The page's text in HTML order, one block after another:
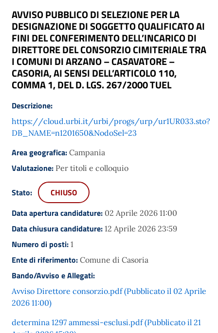
AVVISO PUBBLICO DI SELEZIONE PER LA
DESIGNAZIONE DI SOGGETTO QUALIFICATO AI
FINI DEL CONFERIMENTO DELL’INCARICO DI
DIRETTORE DEL CONSORZIO CIMITERIALE TRA
I COMUNI DI ARZANO – CASAVATORE –
CASORIA, AI SENSI DELL’ARTICOLO 110,
COMMA 1, DEL D. LGS. 267/2000 TUEL
Descrizione:
https://cloud.urbi.it/urbi/progs/urp/ur1UR033.sto?
DB_NAME=n1201650&NodoSel=23
Area geografica: Campania
Valutazione: Per titoli e colloquio
Stato:
CHIUSO
Data apertura candidature: 02 Aprile 2026 11:00
Data chiusura candidature: 12 Aprile 2026 23:59
Numero di posti: 1
Ente di riferimento: Comune di Casoria
Bando/Avviso e Allegati:
Avviso Direttore consorzio.pdf (Pubblicato il 02 Aprile
2026 11:00)
determina 1297 ammessi-esclusi.pdf (Pubblicato il 21